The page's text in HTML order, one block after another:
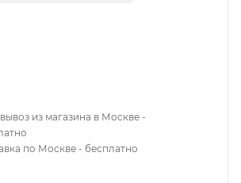
из магазина в Москве -
по Москве - бесплатно